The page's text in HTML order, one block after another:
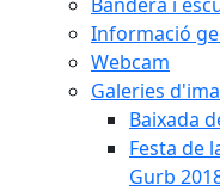
Informació
Webcam
Galeries
Baixada
Festa de
Gurb